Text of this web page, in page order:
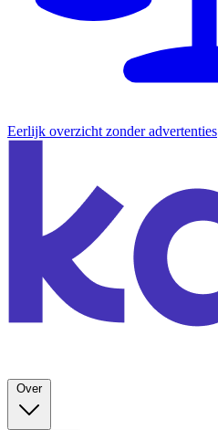
Eerlijk overzicht zonder advertenties
Over